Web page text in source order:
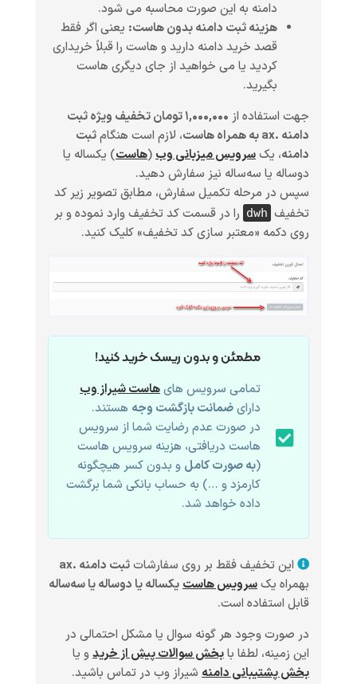
دامنه به این صورت محاسبه می شود.
هزینه ثبت دامنه بدون هاست: یعنی اگر فقط
قصد خرید دامنه دارید و هاست را قبلاً خریداری
کردید یا می خواهید از جای دیگری هاست
بگیرید.
جهت استفاده از
۱,۰۰۰,۰۰۰ تومان تخفیف ویژه ثبت
دامنه .ax به همراه هاست
، لازم است هنگامثبت
دامنه، یکسرویس میزبانی وب(هاست) یکساله یا
دوساله یا سه‌ساله نیز سفارش دهید.
سپس در مرحله تکمیل سفارش، مطابق تصویر زیر کد
تخفیف dwh را در قسمت کد تخفیف وارد نموده و بر
روی دکمه «معتبر سازی کد تخفیف» کلیک کنید.
مطمئن و بدون ریسک خرید کنید!
تمامی سرویس هایهاست شیراز وب
دارایضمانت بازگشت وجه هستند.
در صورت عدم رضایت شما از سرویس
هاست دریافتی، هزینه سرویس هاست
(به صورت کامل و بدون کسر هیچگونه
کارمزد و …) به حساب بانکی شما برگشت
داده خواهد شد.
این تخفیف فقط بر روی سفارشاتثبت دامنه .ax
بهمراه یکسرویس هاستیکساله یا دوساله یا سه‌ساله
قابل استفاده است.
در صورت وجود هر گونه سوال یا مشکل احتمالی در
این زمینه، لطفا بابخش سوالات پیش از خریدو یا
بخش پشتیبانی دامنه شیراز وب در تماس باشید.